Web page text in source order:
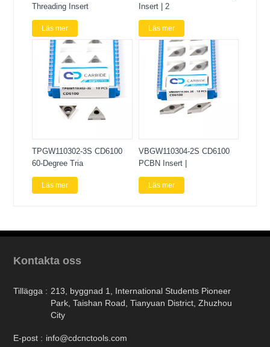
Threading Insert
Läs mer
Insert | 2
Läs mer
TPGW110302-3S CD6100
60-Degree Tria
Läs mer
VBGW110304-2S CD6100
PCBN Insert |
Läs mer
Kontakta oss
Tillägga : 213, byggnad 1, International Students Pioneer
Park, Taishan Road, Tianyuan District, Zhuzhou
City
E-post : info@cdcnctools.com